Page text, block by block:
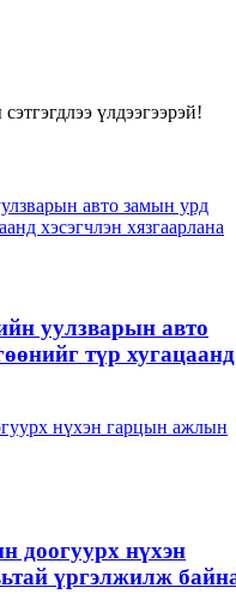
үлдээгээрэй!
уулзварын авто
түр хугацаанд
доогуурх нүхэн
үргэлжилж